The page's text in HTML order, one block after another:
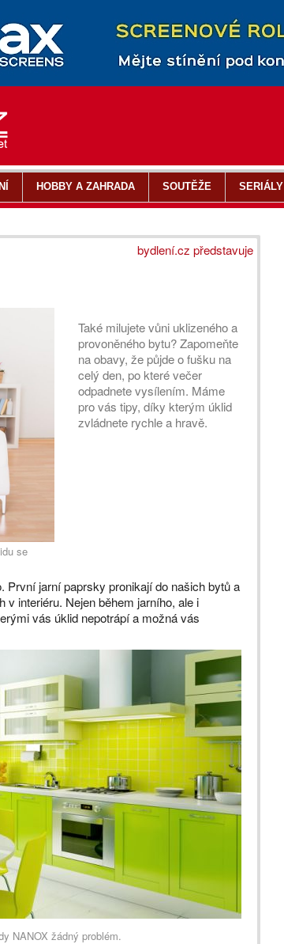
bydlení.cz představuje
se
Také milujete vůni uklizeného a
provoněného bytu? Zapomeňte
na obavy, že půjde o fušku na
celý den, po které večer
odpadnete vysílením. Máme
pro vás tipy, díky kterým úklid
zvládnete rychle a hravě.
jarní paprsky pronikají do našich bytů a
interiéru. Nejen během jarního, ale i
vás úklid nepotrápí a možná vás
NANOX žádný problém.
HOBBY A ZAHRADA SOUTĚŽE SERIÁLY